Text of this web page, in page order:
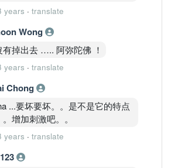
years · translate
Wong
有掉出去 ….. 阿弥陀佛 ！
years · translate
Chong
...要坏要坏。。是不是它的特点
增加刺激吧。。
years · translate